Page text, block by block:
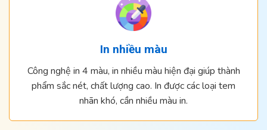
In nhiều màu
Công nghệ in 4 màu, in nhiều màu hiện đại giúp thành
phẩm sắc nét, chất lượng cao. In được các loại tem
nhãn khó, cần nhiều màu in.